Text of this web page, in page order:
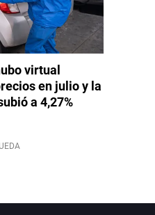
virtual
en julio y la
a 4,27%